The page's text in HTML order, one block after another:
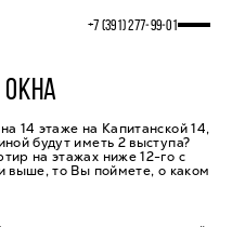
+7 (391) 277‒99‒01
14 этаже на Капитанской 14,
будут иметь 2 выступа?
на этажах ниже 12-го с
выше, то Вы поймете, о каком